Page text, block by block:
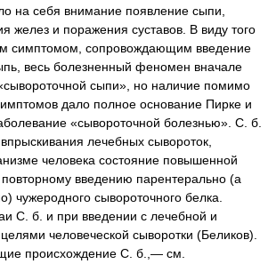
на себя внимание появление сыпи,
желез и поражения суставов. В виду того
симптомом, сопровождающим введение
весь болезненный феномен вначале
сыпи», но наличие помимо
дало полное основание Пирке и
«сывороточной болезнью». С. б.
лечебных сывороток,
человека состояние повышенной
повторному введению парентерально (а
чужеродного сывороточного белка.
С. б. и при введении с лечебной и
человеческой сыворотки (Беликов).
происхождение С. б.,— см.